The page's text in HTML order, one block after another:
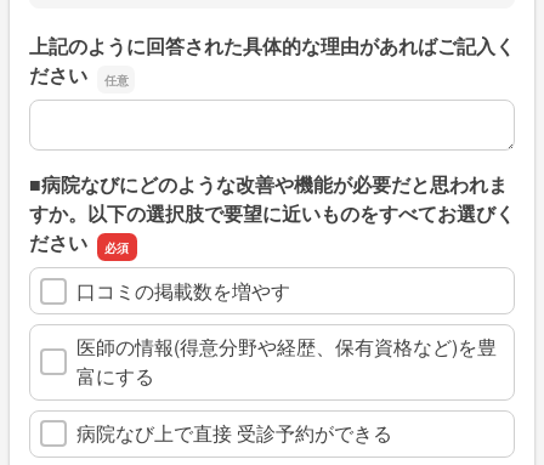
上記のように回答された具体的な理由があればご記入く
ださい
上記のように回答された具体的な理由があればご記入くだ
■病院なびにどのような改善や機能が必要だと思われま
すか。以下の選択肢で要望に近いものをすべてお選びく
ださい
口コミの掲載数を増やす
医師の情報(得意分野や経歴、保有資格など)を豊
富にする
病院なび上で直接 受診予約ができる